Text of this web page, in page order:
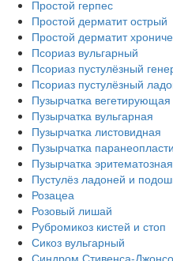
Простой герпес
Простой дерматит острый
Простой дерматит
Псориаз вульгарный
Псориаз пустулёзный
Псориаз пустулёзный
Пузырчатка вегетирующая
Пузырчатка вульгарная
Пузырчатка листовидная
Пузырчатка
Пузырчатка
Пустулёз ладоней и
Розацеа
Розовый лишай
Рубромикоз кистей и стоп
Сикоз вульгарный
Синдром Стивенса-